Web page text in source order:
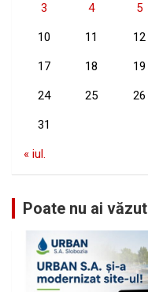
3 4 5
10 11 12
17 18 19
24 25 26
31
« iul.
Poate nu ai văzut